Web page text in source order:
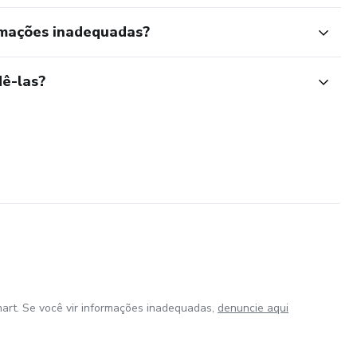
inadequadas?
las?
Se você vir informações inadequadas, denuncie aqui